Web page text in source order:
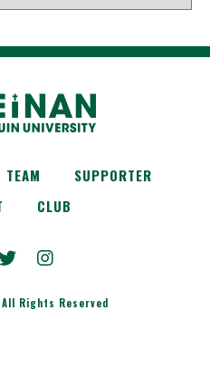
TEAM
SUPPORTER
CLUB
All Rights Reserved